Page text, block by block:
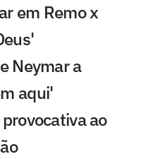
em Remo x
Neymar a
aqui'
ao